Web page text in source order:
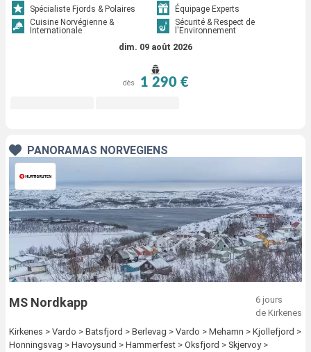
Ornes > Svolvaer > Nesna (passagem circulo polar) > Stamsund >
Sandnessjoen > Bronnoysund > Rorvik > Berlevag > Bodo > Ornes >
Nesna (passagem circulo polar) > Trondheim > Sandnessjoen >
Kristiansund > Bronnoysund > Molde > Rorvik > Mehamn > Alesund >
Kjollefjord > Alesund > Torvik > Maloy > Floro > Bergen > Honningsvag >
Havoysund > Hammerfest > Oksfjord > Skjervoy > Tromso > Finnsnes >
Spécialiste Fjords & Polaires
Équipage Experts
Cuisine Norvégienne &
Internationale
Sécurité & Respect de
l'Environnement
dim. 09 août 2026
dès 1 290 €
PANORAMAS NORVÉGIENS
MS Nordkapp
6 jours
de Kirkenes
Kirkenes > Vardo > Batsfjord > Berlevag > Vardo > Mehamn > Kjollefjord >
Honningsvag > Havoysund > Hammerfest > Oksfjord > Skjervoy >